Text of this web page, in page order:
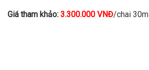
Giá tham khảo: 3.300.000 VNĐ/chai 30ml